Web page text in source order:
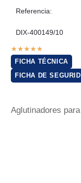
Referencia:
DIX-400149/10
★★★★★
FICHA TÉCNICA
FICHA DE
Aglutinadores